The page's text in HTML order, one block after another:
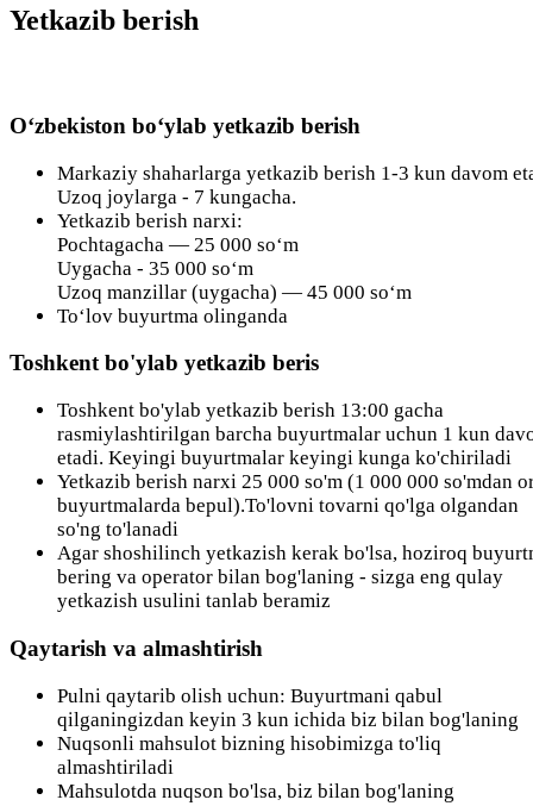
Yetkazib berish
O‘zbekiston bo‘ylab yetkazib berish
Markaziy shaharlarga yetkazib berish 1-3 kun davom
Uzoq joylarga - 7 kungacha.
Yetkazib berish narxi:
Pochtagacha — 25 000 so‘m
Uygacha - 35 000 so‘m
Uzoq manzillar (uygacha) — 45 000 so‘m
To‘lov buyurtma olinganda
Toshkent bo'ylab yetkazib beris
Toshkent bo'ylab yetkazib berish 13:00 gacha
rasmiylashtirilgan barcha buyurtmalar uchun 1 kun
etadi. Keyingi buyurtmalar keyingi kunga ko'chiriladi
Yetkazib berish narxi 25 000 so'm (1 000 000 so'mdan
buyurtmalarda bepul).To'lovni tovarni qo'lga olgandan
so'ng to'lanadi
Agar shoshilinch yetkazish kerak bo'lsa, hoziroq
bering va operator bilan bog'laning - sizga eng qulay
yetkazish usulini tanlab beramiz
Qaytarish va almashtirish
Pulni qaytarib olish uchun: Buyurtmani qabul
qilganingizdan keyin 3 kun ichida biz bilan bog'laning
Nuqsonli mahsulot bizning hisobimizga to'liq
almashtiriladi
Mahsulotda nuqson bo'lsa, biz bilan bog'laning